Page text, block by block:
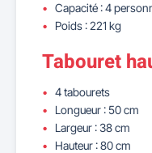
Capacité : 4
Poids : 221 kg
Tabouret
4 tabourets
Longueur : 50 cm
Largeur : 38 cm
Hauteur : 80 cm